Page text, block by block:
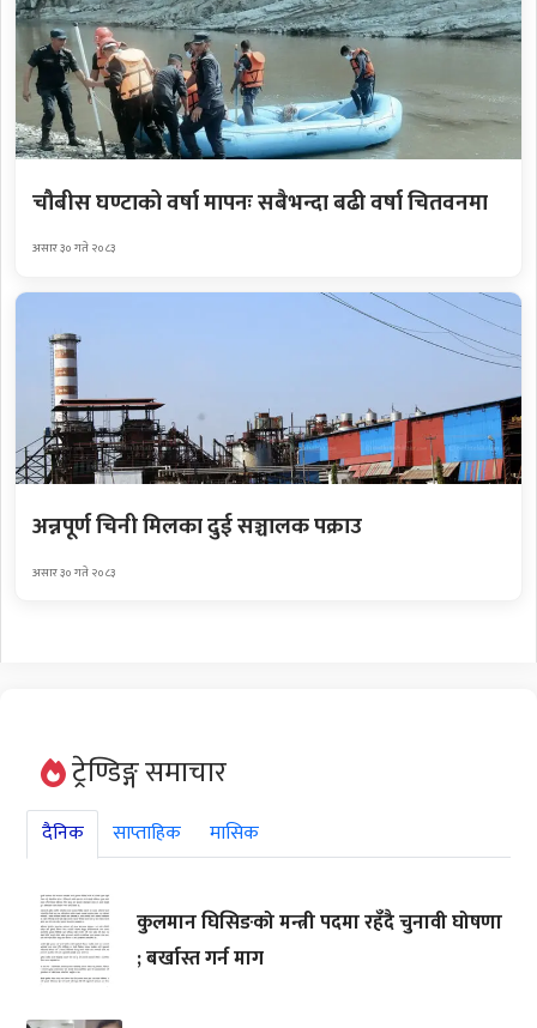
चौबीस घण्टाको वर्षा मापनः सबैभन्दा बढी वर्षा चितवनमा
असार ३० गते २०८३
अन्नपूर्ण चिनी मिलका दुई सञ्चालक पक्राउ
असार ३० गते २०८३
ट्रेण्डिङ्ग समाचार
दैनिक साप्ताहिक मासिक
कुलमान घिसिङको मन्त्री पदमा रहँदै चुनावी घोषणा
; बर्खास्त गर्न माग